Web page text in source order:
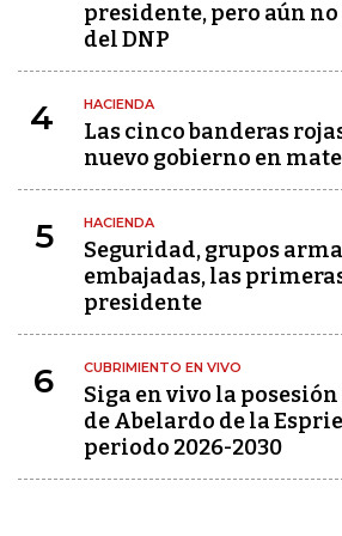
presidente, pero aún
del DNP
4 HACIENDA
Las cinco banderas
nuevo gobierno en
5 HACIENDA
Seguridad, grupos
embajadas, las
presidente
6 CUBRIMIENTO EN VIVO
Siga en vivo la
de Abelardo de la
periodo 2026-2030